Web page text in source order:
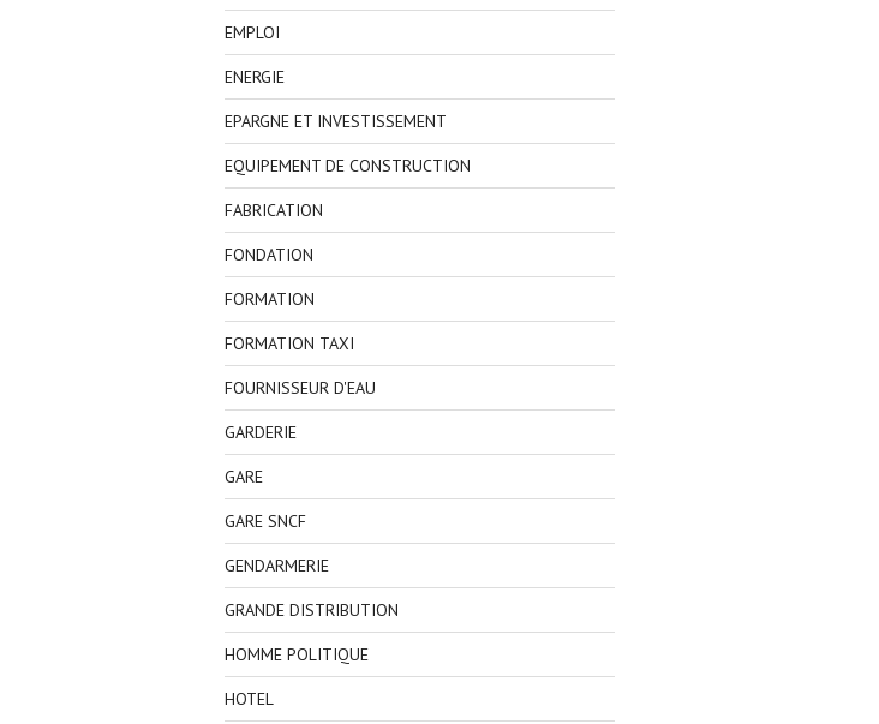
EMPLOI
ENERGIE
EPARGNE ET INVESTISSEMENT
EQUIPEMENT DE CONSTRUCTION
FABRICATION
FONDATION
FORMATION
FORMATION TAXI
FOURNISSEUR D'EAU
GARDERIE
GARE
GARE SNCF
GENDARMERIE
GRANDE DISTRIBUTION
HOMME POLITIQUE
HOTEL